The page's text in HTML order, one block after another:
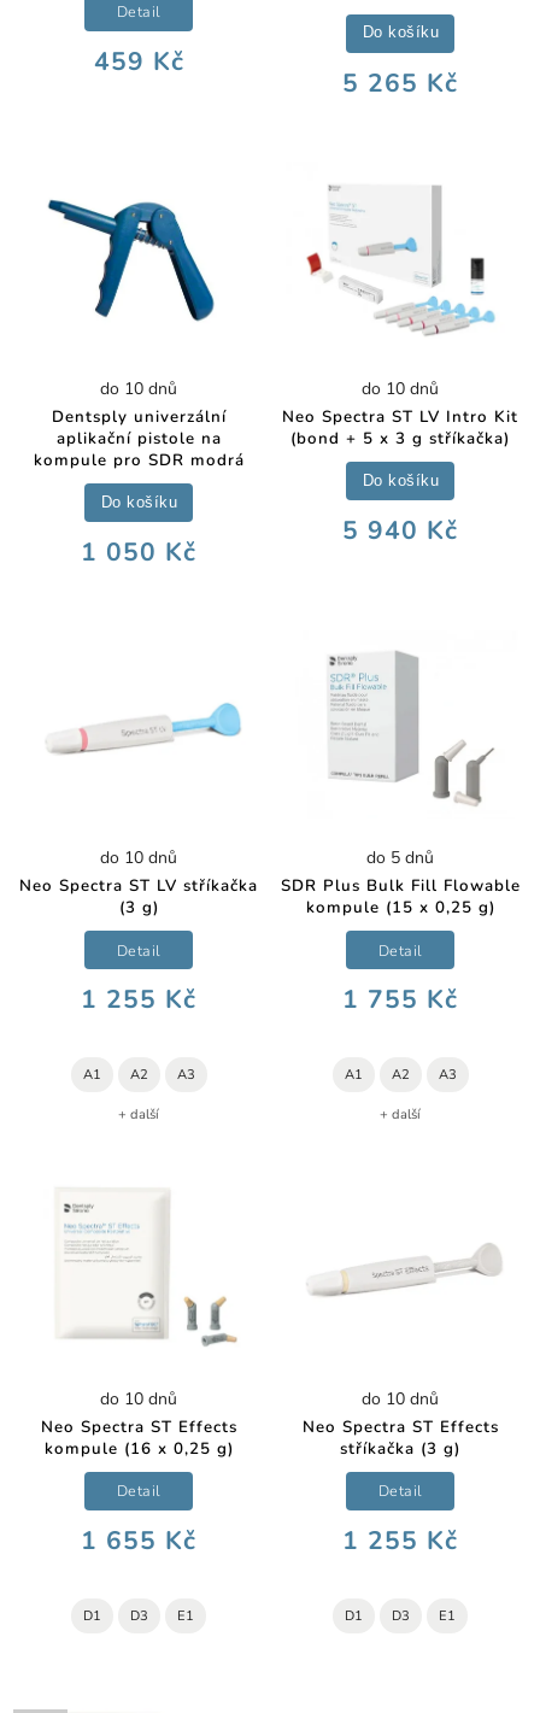
459 Kč
Detail
5 265 Kč
Do košíku
Dentsply univerzální
aplikační pistole na
kompule pro SDR modrá
do 10 dnů
1 050 Kč
Do košíku
Neo Spectra ST LV Intro Kit
(bond + 5 x 3 g stříkačka)
do 10 dnů
5 940 Kč
Do košíku
Neo Spectra ST LV stříkačka
(3 g)
do 10 dnů
1 255 Kč
Detail
A1 A2 A3
+ další
SDR Plus Bulk Fill Flowable
kompule (15 x 0,25 g)
do 5 dnů
1 755 Kč
Detail
A1 A2 A3
+ další
Neo Spectra ST Effects
kompule (16 x 0,25 g)
do 10 dnů
1 655 Kč
Detail
D1 D3 E1
Neo Spectra ST Effects
stříkačka (3 g)
do 10 dnů
1 255 Kč
Detail
D1 D3 E1